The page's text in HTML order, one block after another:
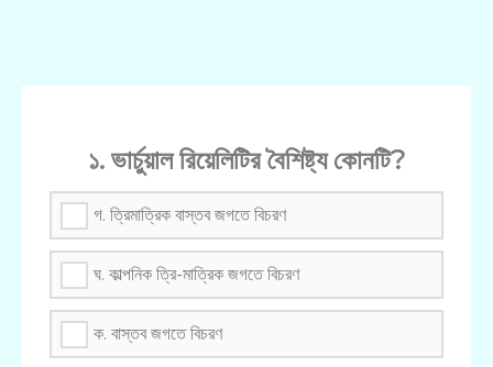
১. ভার্চুয়াল রিয়েলিটির বৈশিষ্ট্য কোনটি?
গ. ত্রিমাত্রিক বাস্তব জগতে বিচরণ
ঘ. কাল্পনিক ত্রি-মাত্রিক জগতে বিচরণ
ক. বাস্তব জগতে বিচরণ